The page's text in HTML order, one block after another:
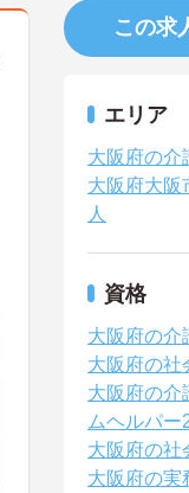
この求
エリア
大阪府の介
大阪府大阪
人
資格
大阪府の介
大阪府の社
大阪府の介
ムヘルパー
大阪府の社
大阪府の実